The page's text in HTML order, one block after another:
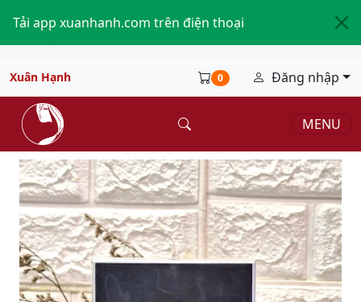
Tải app xuanhanh.com trên điện thoại
Xuân Hạnh 0 Đăng nhập
MENU